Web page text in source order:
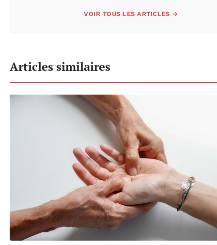
VOIR TOUS LES ARTICLES →
Articles similaires